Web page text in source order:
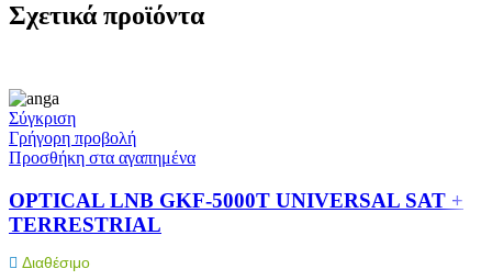
Σχετικά προϊόντα
Σύγκριση
Γρήγορη προβολή
Προσθήκη στα αγαπημένα
OPTICAL LNB GKF-5000T UNIVERSAL SAT +
TERRESTRIAL
Διαθέσιμο